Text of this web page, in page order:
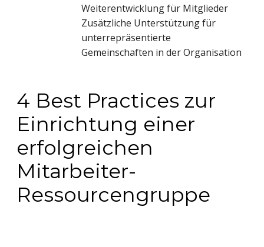
Weiterentwicklung für Mitglieder
Zusätzliche Unterstützung für
unterrepräsentierte
Gemeinschaften in der Organisation
4 Best Practices zur
Einrichtung einer
erfolgreichen
Mitarbeiter-
Ressourcengruppe